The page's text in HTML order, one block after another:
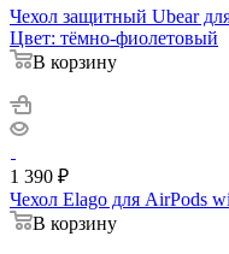
Чехол защитный Ubear
Цвет: тёмно-фиолетовый
В корзину
1 390 ₽
Чехол Elago для AirPods
В корзину